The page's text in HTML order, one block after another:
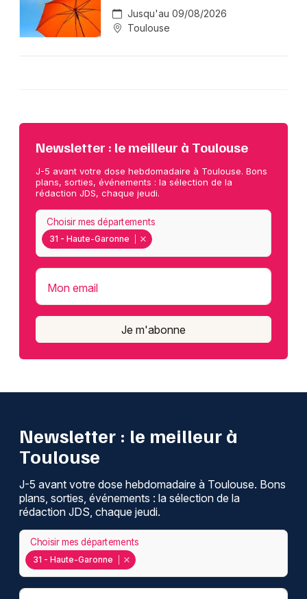
Jusqu'au 09/08/2026
Toulouse
Newsletter : le meilleur à Toulouse
J-5 avant votre dose hebdomadaire à Toulouse. Bons
plans, sorties, événements : la sélection de la
rédaction JDS, chaque jeudi.
31 - Haute-Garonne
Choisir mes départements
Mon email
Je m'abonne
Newsletter : le meilleur à
Toulouse
J-5 avant votre dose hebdomadaire à Toulouse. Bons
plans, sorties, événements : la sélection de la
rédaction JDS, chaque jeudi.
31 - Haute-Garonne
Choisir mes départements